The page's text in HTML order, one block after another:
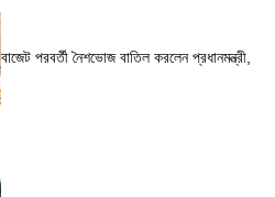
বাজেট পরবর্তী নৈশভোজ বাতিল করলেন প্রধানমন্ত্রী,